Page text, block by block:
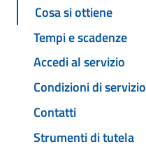
Cosa si ottiene
Tempi e scadenze
Accedi al servizio
Condizioni di servizio
Contatti
Strumenti di tutela